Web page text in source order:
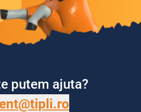
putem ajuta?